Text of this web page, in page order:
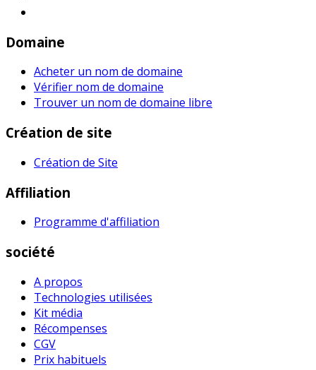
Domaine
Acheter un nom de domaine
Vérifier nom de domaine
Trouver un nom de domaine libre
Création de site
Création de Site
Affiliation
Programme d'affiliation
société
A propos
Technologies utilisées
Kit média
Récompenses
CGV
Prix habituel​s